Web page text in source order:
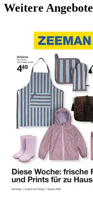
Weitere Angebote